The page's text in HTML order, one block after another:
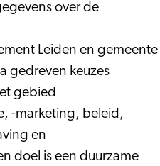
over de
Leiden en gemeente
gedreven keuzes
gebied
-marketing, beleid,
en
doel is een duurzame